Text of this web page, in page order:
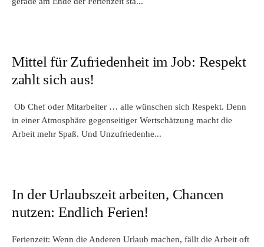
Mittel für Zufriedenheit im Job: Respekt
zahlt sich aus!
Ob Chef oder Mitarbeiter … alle wünschen sich Respekt. Denn
in einer Atmosphäre gegenseitiger Wertschätzung macht die
Arbeit mehr Spaß. Und Unzufriedenhe...
In der Urlaubszeit arbeiten, Chancen
nutzen: Endlich Ferien!
Ferienzeit: Wenn die Anderen Urlaub machen, fällt die Arbeit oft